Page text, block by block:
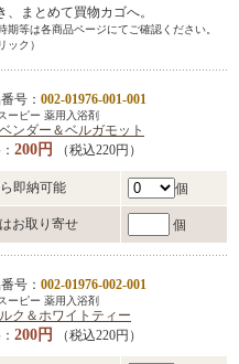
まとめて買物カゴへ。
等は各商品ページにてご確認ください。
ック）
号： 002-01976-001-001
ーピー 薬用入浴剤
ンダー＆ベルガモット
200円 （税込220円）
即納可能 個
お取り寄せ 個
号： 002-01976-002-001
ーピー 薬用入浴剤
ク＆ホワイトティー
200円 （税込220円）